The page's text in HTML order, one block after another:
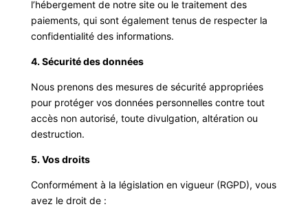
l’hébergement de notre site ou le traitement des
paiements, qui sont également tenus de respecter la
confidentialité des informations.
4. Sécurité des données
Nous prenons des mesures de sécurité appropriées
pour protéger vos données personnelles contre tout
accès non autorisé, toute divulgation, altération ou
destruction.
5. Vos droits
Conformément à la législation en vigueur (RGPD), vous
avez le droit de :